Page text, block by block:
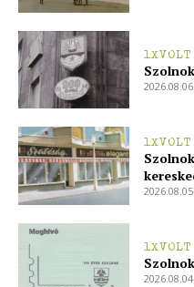
1XVOLT
2026.08.06.
1XVOLT
2026.08.05.
1XVOLT
2026.08.04.